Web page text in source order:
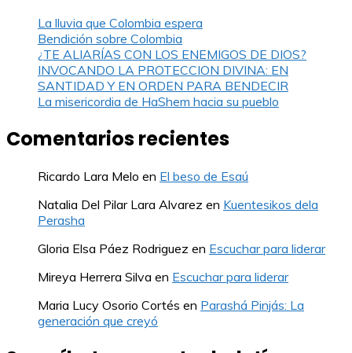
La lluvia que Colombia espera
Bendición sobre Colombia
¿TE ALIARÍAS CON LOS ENEMIGOS DE DIOS?
INVOCANDO LA PROTECCION DIVINA: EN
SANTIDAD Y EN ORDEN PARA BENDECIR
La misericordia de HaShem hacia su pueblo
Comentarios recientes
Ricardo Lara Melo en El beso de Esaú
Natalia Del Pilar Lara Alvarez en Kuentesikos dela
Perasha
Gloria Elsa Páez Rodriguez en Escuchar para liderar
Mireya Herrera Silva en Escuchar para liderar
Maria Lucy Osorio Cortés en Parashá Pinjás: La
generación que creyó